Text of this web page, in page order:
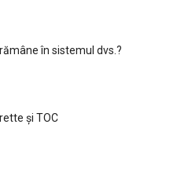
în sistemul dvs.?
și TOC